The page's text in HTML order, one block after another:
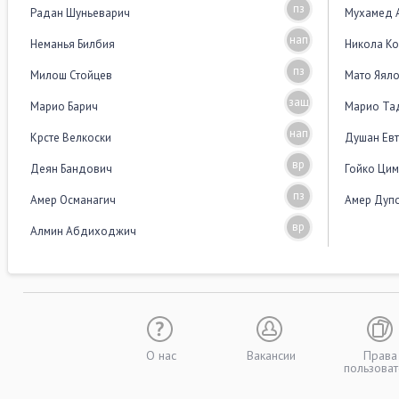
Радан Шуньеварич пз Мухамед
Неманья Билбия нап Никола
Милош Стойцев пз Мато
Марио Барич защ Марио
Крсте Велкоски нап Душан
Деян Бандович вр Гойко
Амер Османагич пз Амер
Алмин Абдиходжич вр
О нас Вакансии Права